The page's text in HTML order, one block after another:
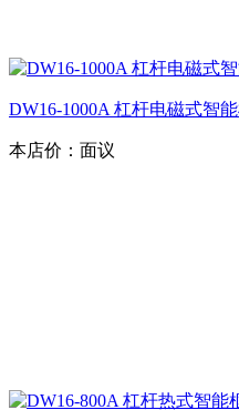
DW16-1000A 杠杆电磁式智
本店价： 面议